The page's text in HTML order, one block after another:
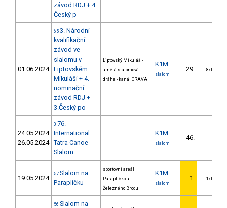
závod RDJ + 4.
Český p
01.06.2024
65 3. Národní
kvalifikační
závod ve
slalomu v
Liptovském
Mikuláši + 4.
nominační
závod RDJ +
3.Český po
Liptovský Mikuláš -
umělá slalomová
dráha - kanál ORAVA
K1M
slalom
29. 8/DS
24.05.2024
26.05.2024
0 76.
International
Tatra Canoe
Slalom
K1M
slalom
46.
19.05.2024
57 Slalom na
Paraplíčku
sportovní areál
Paraplíčko u
Železného Brodu
K1M
slalom
1. 1/DS
56 Slalom na